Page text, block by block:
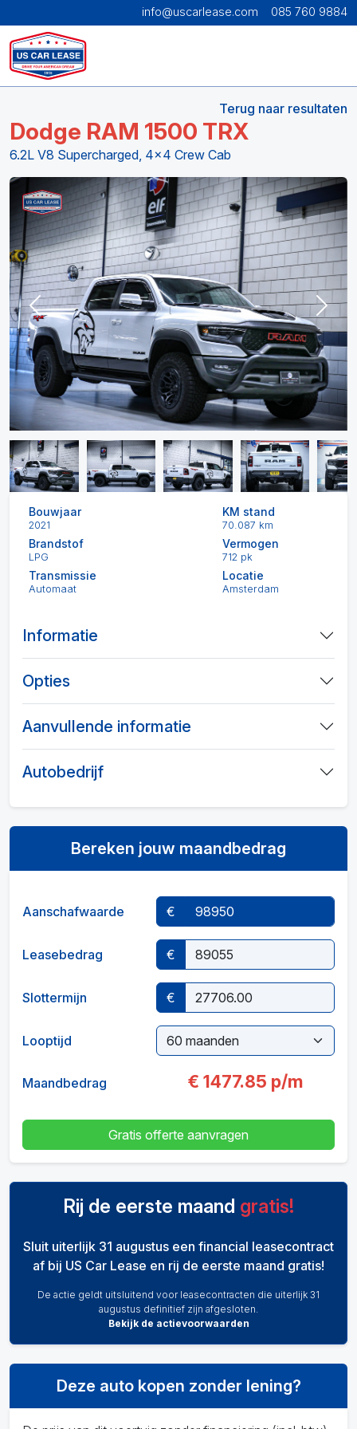
info@uscarlease.com 085 760 9884
Terug naar resultaten
Dodge RAM 1500 TRX
6.2L V8 Supercharged, 4x4 Crew Cab
Previous Next
Bouwjaar
2021
KM stand
70.087 km
Brandstof
LPG
Vermogen
712 pk
Transmissie
Automaat
Locatie
Amsterdam
Informatie
Opties
Aanvullende informatie
Autobedrijf
Bereken jouw maandbedrag
Aanschafwaarde €
Leasebedrag €
Slottermijn €
Looptijd
Maandbedrag € 1477.85 p/m
Gratis offerte aanvragen
Rij de eerste maand gratis!
Sluit uiterlijk 31 augustus een financial leasecontract
af bij US Car Lease en rij de eerste maand gratis!
De actie geldt uitsluitend voor leasecontracten die uiterlijk 31
augustus definitief zijn afgesloten.
Bekijk de actievoorwaarden
Deze auto kopen zonder lening?